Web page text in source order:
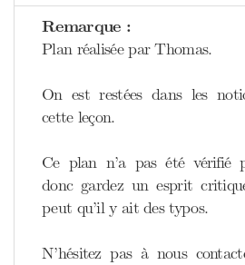
Remarque :
Plan réalisée par Thomas.
On est restées dans les
cette leçon.
Ce plan n’a pas été vérifié
donc gardez un esprit
peut qu’il y ait des typos.
N’hésitez pas à nous